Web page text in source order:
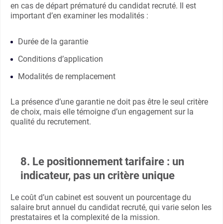
en cas de départ prématuré du candidat recruté. Il est
important d’en examiner les modalités :
Durée de la garantie
Conditions d’application
Modalités de remplacement
La présence d’une garantie ne doit pas être le seul critère
de choix, mais elle témoigne d’un engagement sur la
qualité du recrutement.
8. Le positionnement tarifaire : un
indicateur, pas un critère unique
Le coût d’un cabinet est souvent un pourcentage du
salaire brut annuel du candidat recruté, qui varie selon les
prestataires et la complexité de la mission.